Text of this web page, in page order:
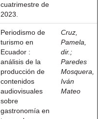
cuatrimestre de
2023.
Periodismo de
turismo en
Ecuador :
análisis de la
producción de
contenidos
audiovisuales
sobre
gastronomía en
Cruz,
Pamela,
dir. ;
Paredes
Mosquera,
Iván
Mateo